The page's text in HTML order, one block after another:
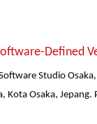
Defined
Studio
Kota Osaka, Jepang.